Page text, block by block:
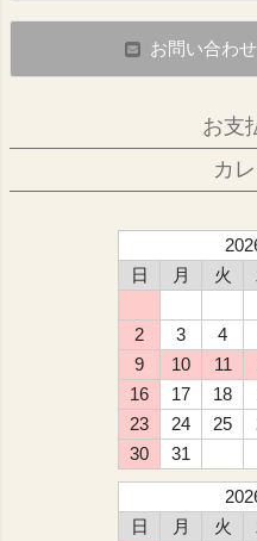
お問い合わ
お支
カ
日
月 火
2
3 4
9
10 11
16
17 18
23
24 25
30
31
日
月 火